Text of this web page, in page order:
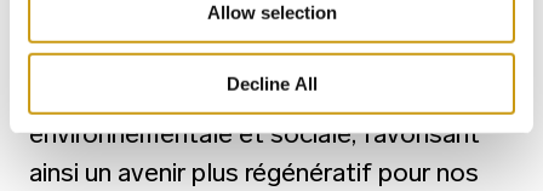
Allow selection
Decline All
"Fournitures Durables"
contribuera de manière significative à nos
objectifs de responsabilité
environnementale et sociale, favorisant
ainsi un avenir plus régénératif pour nos